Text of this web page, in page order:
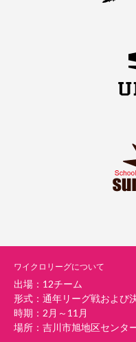
ワイクロリーグについて
出場：12チーム
形式：通年リーグ戦および
時期：2月～11月
場所：吉川市旭地区センタ